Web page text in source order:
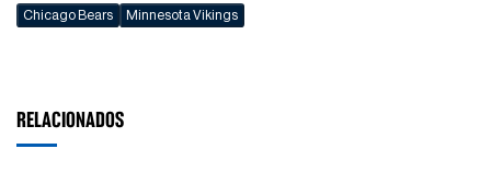
Chicago Bears Minnesota Vikings
RELACIONADOS